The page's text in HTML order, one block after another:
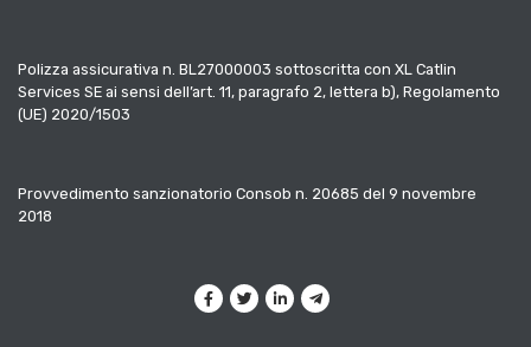
Polizza assicurativa n. BL27000003 sottoscritta con XL Catlin
Services SE ai sensi dell’art. 11, paragrafo 2, lettera b), Regolamento
(UE) 2020/1503
Provvedimento sanzionatorio Consob n. 20685 del 9 novembre
2018